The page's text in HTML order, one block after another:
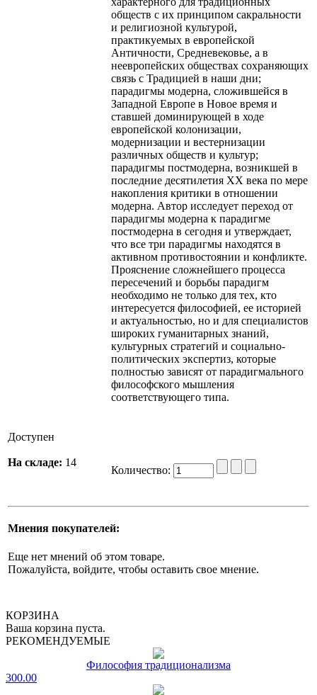
обществ с их принципом сакральности
и религиозной культурой,
практикуемых в европейской
Античности, Средневековье, а в
неевропейских обществах сохраняющих
связь с Традицией в наши дни;
парадигмы модерна, сложившейся в
Западной Европе в Новое время и
ставшей доминирующей в ходе
европейской колонизации,
модернизации и вестернизации
различных обществ и культур;
парадигмы постмодерна, возникшей в
последние десятилетия XX века по мере
накопления критики в отношении
модерна. Автор исследует переход от
парадигмы модерна к парадигме
постмодерна в сегодня и утверждает,
что все три парадигмы находятся в
активном противостоянии и конфликте.
Прояснение сложнейшего процесса
пересечений и борьбы парадигм
необходимо не только для тех, кто
интересуется философией, ее историей
и актуальностью, но и для специалистов
широких гуманитарных знаний,
культурных стратегий и социально-
политических экспертиз, которые
полностью зависят от парадигмального
философского мышления
соответствующего типа.
Доступен
На складе: 14
Количество:
Мнения покупателей:
Еще нет мнений об этом товаре.
Пожалуйста, войдите, чтобы оставить свое мнение.
КОРЗИНА
Ваша корзина пуста.
РЕКОМЕНДУЕМЫЕ
Философия традиционализма
300.00